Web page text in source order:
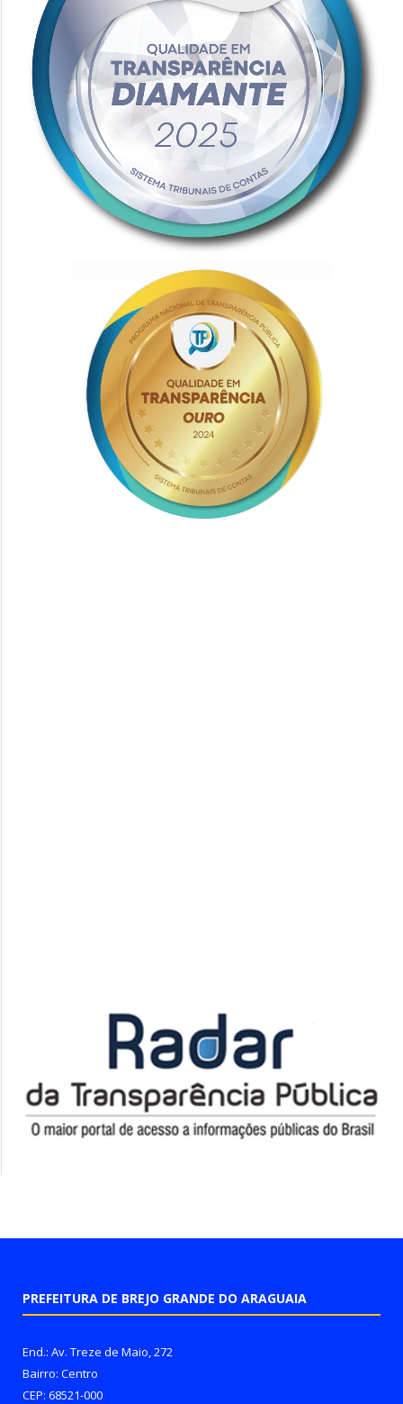
PREFEITURA DE BREJO GRANDE DO ARAGUAIA
End.: Av. Treze de Maio, 272
Bairro: Centro
CEP: 68521-000